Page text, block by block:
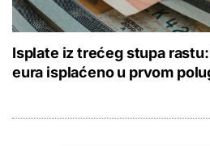
Isplate iz trećeg stupa
eura isplaćeno u prvom